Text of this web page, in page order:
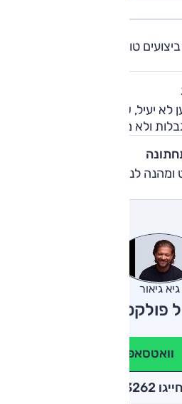
טובים מאוד וחסכנית בשיוט,
יעיל, שתיינית בנהיגה
ולא מאוד רהוטה שם.
לנהיגה.
גיא גיאור
פולקסווגן שירוקו?
וואטסאפ
חייגו 3262